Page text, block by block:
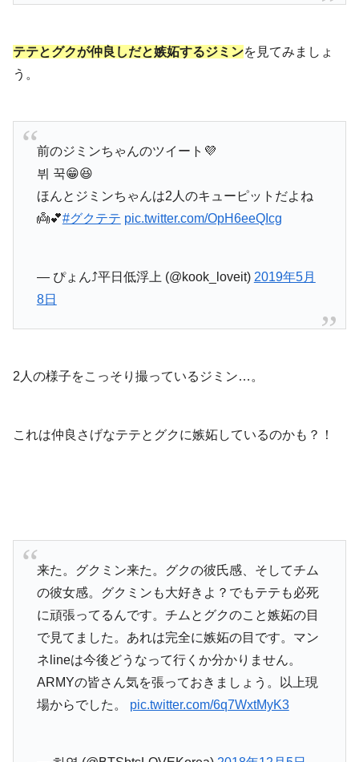
テテとグクが仲良しだと嫉妬するジミンを見てみましょ
う。
前のジミンちゃんのツイート💜
뷔 꾹😁😆
ほんとジミンちゃんは2人のキューピットだよね
👼💕#グクテテ pic.twitter.com/OpH6eeQIcg
— ぴょん⤴︎平日低浮上 (@kook_loveit) 2019年5月
8日
2人の様子をこっそり撮っているジミン…。
これは仲良さげなテテとグクに嫉妬しているのかも？！
来た。グクミン来た。グクの彼氏感、そしてチム
の彼女感。グクミンも大好きよ？でもテテも必死
に頑張ってるんです。チムとグクのこと嫉妬の目
で見てました。あれは完全に嫉妬の目です。マン
ネlineは今後どうなって行くか分かりません。
ARMYの皆さん気を張っておきましょう。以上現
場からでした。 pic.twitter.com/6q7WxtMyK3